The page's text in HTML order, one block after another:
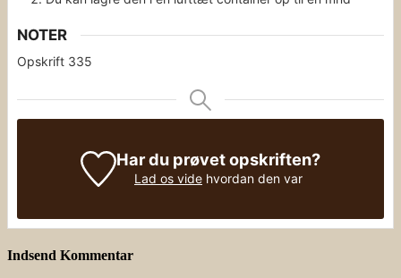
NOTER
Opskrift 335
Har du prøvet opskriften?
Lad os vide hvordan den var
Indsend Kommentar